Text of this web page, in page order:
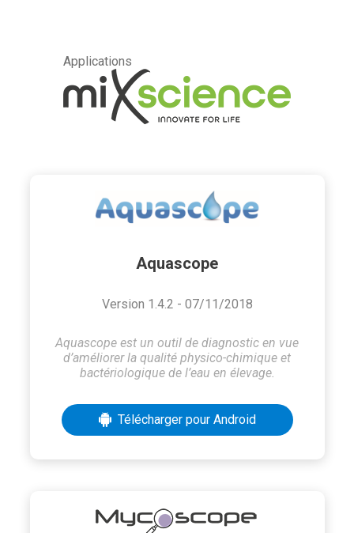
Applications
Aquascope
Version 1.4.2 - 07/11/2018
Aquascope est un outil de diagnostic en vue
d’améliorer la qualité physico-chimique et
bactériologique de l’eau en élevage.
Télécharger pour Android